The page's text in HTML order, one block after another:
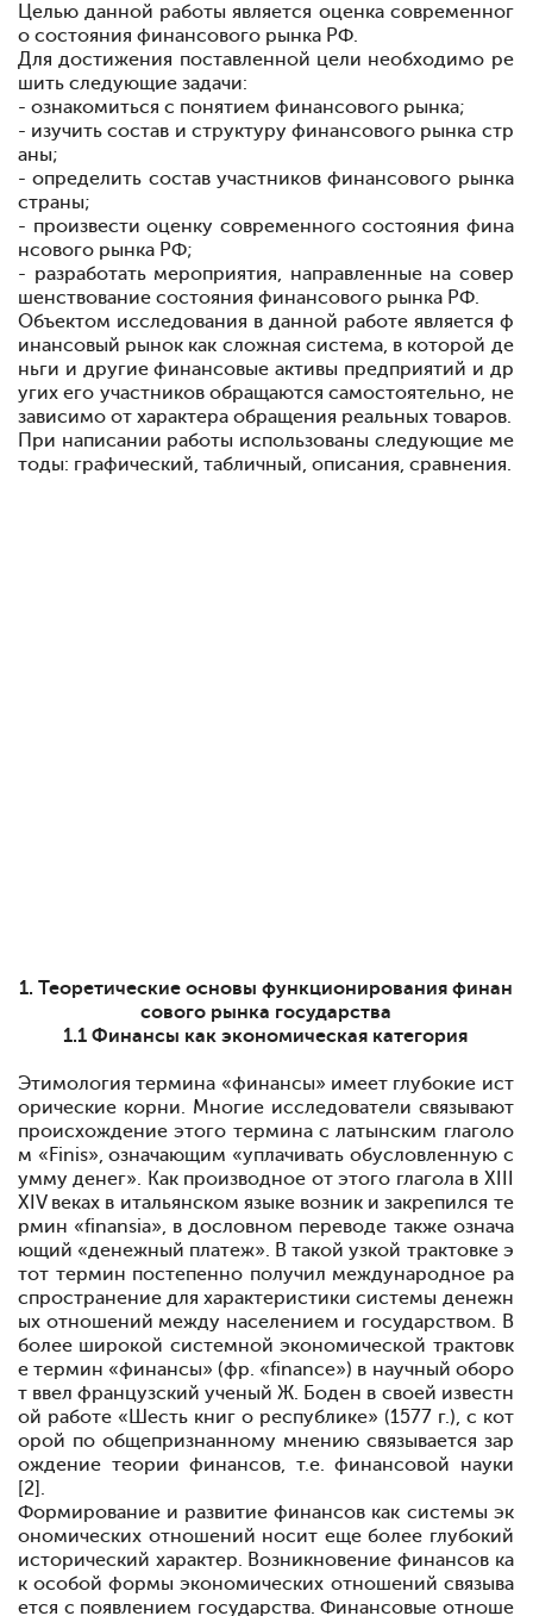
Целью данной работы является оценка современног
о состояния финансового рынка РФ.
Для достижения поставленной цели необходимо ре
шить следующие задачи:
- ознакомиться с понятием финансового рынка;
- изучить состав и структуру финансового рынка стр
аны;
- определить состав участников финансового рынка
страны;
- произвести оценку современного состояния фина
нсового рынка РФ;
- разработать мероприятия, направленные на совер
шенствование состояния финансового рынка РФ.
Объектом исследования в данной работе является ф
инансовый рынок как сложная система, в которой де
ньги и другие финансовые активы предприятий и др
угих его участников обращаются самостоятельно, не
зависимо от характера обращения реальных товаров.
При написании работы использованы следующие ме
тоды: графический, табличный, описания, сравнения.
1. Теоретические основы функционирования финан
сового рынка государства
1.1 Финансы как экономическая категория
Этимология термина «финансы» имеет глубокие ист
орические корни. Многие исследователи связывают
происхождение этого термина с латынским глаголо
м «Finis», означающим «уплачивать обусловленную с
умму денег». Как производное от этого глагола в XIII
XIV веках в итальянском языке возник и закрепился те
рмин «finansia», в дословном переводе также означа
ющий «денежный платеж». В такой узкой трактовке э
тот термин постепенно получил международное ра
спространение для характеристики системы денежн
ых отношений между населением и государством. В
более широкой системной экономической трактовк
е термин «финансы» (фр. «finance») в научный оборо
т ввел французский ученый Ж. Боден в своей известн
ой работе «Шесть книг о республике» (1577 г.), с кот
орой по общепризнанному мнению связывается зар
ождение теории финансов, т.е. финансовой науки
[2].
Формирование и развитие финансов как системы эк
ономических отношений носит еще более глубокий
исторический характер. Возникновение финансов ка
к особой формы экономических отношений связыва
ется с появлением государства. Финансовые отноше